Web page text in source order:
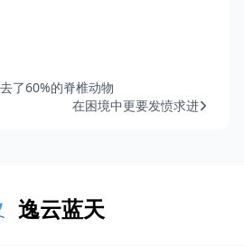
了60%的脊椎动物
在困境中更要发愤求进
逸云蓝天